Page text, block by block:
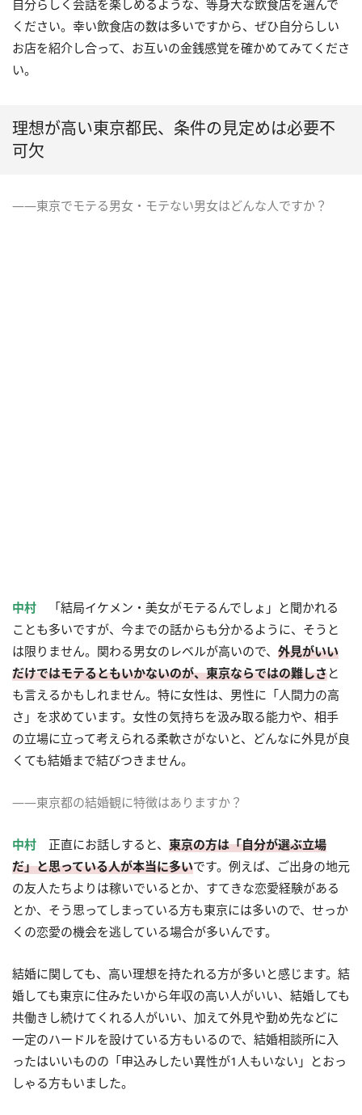
自分らしく会話を楽しめるような、等身大な飲食店を選んで
ください。幸い飲食店の数は多いですから、ぜひ自分らしい
お店を紹介し合って、お互いの金銭感覚を確かめてみてくださ
い。
理想が高い東京都民、条件の見定めは必要不
可欠
――東京でモテる男女・モテない男女はどんな人ですか？
中村 「結局イケメン・美女がモテるんでしょ」と聞かれる
ことも多いですが、今までの話からも分かるように、そうと
は限りません。関わる男女のレベルが高いので、 外見がいい
だけではモテるともいかないのが、東京ならではの難しさと
も言えるかもしれません。特に女性は、男性に「人間力の高
さ」を求めています。女性の気持ちを汲み取る能力や、相手
の立場に立って考えられる柔軟さがないと、どんなに外見が良
くても結婚まで結びつきません。
――東京都の結婚観に特徴はありますか？
中村 正直にお話しすると、 東京の方は「自分が選ぶ立場
だ」と思っている人が本当に多いです。例えば、ご出身の地元
の友人たちよりは稼いでいるとか、すてきな恋愛経験がある
とか、そう思ってしまっている方も東京には多いので、せっか
くの恋愛の機会を逃している場合が多いんです。
結婚に関しても、高い理想を持たれる方が多いと感じます。結
婚しても東京に住みたいから年収の高い人がいい、結婚しても
共働きし続けてくれる人がいい、加えて外見や勤め先などに
一定のハードルを設けている方もいるので、結婚相談所に入
ったはいいものの「申込みしたい異性が1人もいない」とおっ
しゃる方もいました。